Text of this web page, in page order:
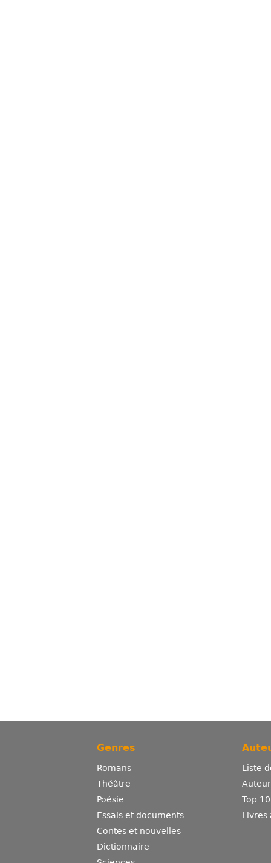
Genres
Romans
Théâtre
Poésie
Essais et documents
Contes et nouvelles
Dictionnaire
Liste
Top
Livres